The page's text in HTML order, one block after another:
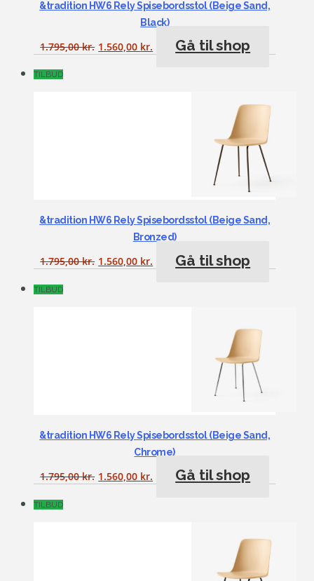
&tradition HW6 Rely Spisebordsstol (Beige Sand,
Black)
1.795,00kr. 1.560,00 kr. Gå til shop
TILBUD
&tradition HW6 Rely Spisebordsstol (Beige Sand,
Bronzed)
1.795,00kr. 1.560,00 kr. Gå til shop
TILBUD
&tradition HW6 Rely Spisebordsstol (Beige Sand,
Chrome)
1.795,00kr. 1.560,00 kr. Gå til shop
TILBUD